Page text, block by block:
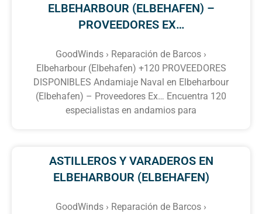
ELBEHARBOUR (ELBEHAFEN) –
PROVEEDORES EX…
GoodWinds › Reparación de Barcos ›
Elbeharbour (Elbehafen) +120 PROVEEDORES
DISPONIBLES Andamiaje Naval en Elbeharbour
(Elbehafen) – Proveedores Ex… Encuentra 120
especialistas en andamios para
ASTILLEROS Y VARADEROS EN
ELBEHARBOUR (ELBEHAFEN)
GoodWinds › Reparación de Barcos ›